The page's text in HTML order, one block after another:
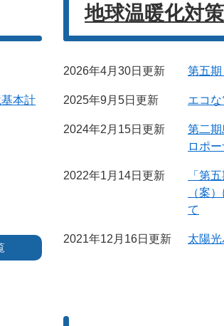
本計
地球温暖化対策
2026年4月30日更新 第五
2025年9月5日更新 エコな
2024年2月15日更新
第二
ロポ
2022年1月14日更新
「第
（案
て
2021年12月16日更新 太陽